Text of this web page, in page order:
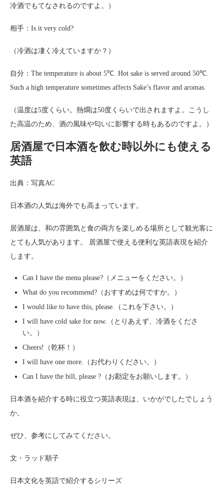
冷酒でもてなされるのですよ。）
相手：Is it very cold?
（冷酒は凄く冷えていますか？）
自分：The temperature is about 5℃. Hot sake is served around 50℃.
Such a high temperature sometimes affects Sake’s flavor and aromas.
（温度は5度くらい。熱燗は50度くらいで出されますよ。こうし
た高温のため、酒の風味や匂いに影響する時もあるのですよ。）
居酒屋で日本酒を飲む時以外にも使える
英語
出典：写真AC
日本酒の人気は海外でも高まっています。
居酒屋は、和の雰囲気と食の両方を楽しめる場所として観光客に
とても人気があります。 居酒屋で使える便利な英語表現を紹介
します。
Can I have the menu please?（メニューをください。）
What do you recommend?（おすすめは何ですか。）
I would like to have this, please.（これを下さい。）
I will have cold sake for now.（とりあえず、冷酒をくださ
い。）
Cheers!（乾杯！）
I will have one more.（お代わりください。）
Can I have the bill, please ?（お勘定をお願いします。）
日本酒を紹介する時に役立つ英語表現は、いかがでしたでしょう
か。
ぜひ、参考にしてみてください。
文・ラッド順子
日本文化を英語で紹介するシリーズ